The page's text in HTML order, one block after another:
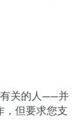
关的人——并
，但要求您支